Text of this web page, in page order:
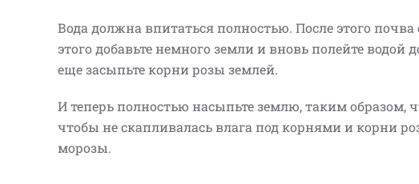
Вода должна впитаться полностью. После этого почва
этого добавьте немного земли и вновь полейте водой
еще засыпьте корни розы землей.
И теперь полностью насыпьте землю, таким
чтобы не скапливалась влага под корнями и корни
морозы.